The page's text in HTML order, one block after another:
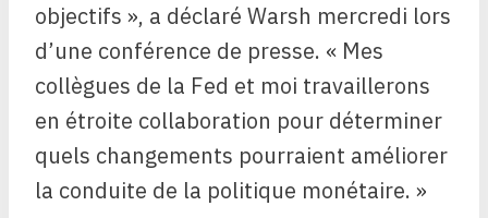
objectifs », a déclaré Warsh mercredi lors
d’une conférence de presse. « Mes
collègues de la Fed et moi travaillerons
en étroite collaboration pour déterminer
quels changements pourraient améliorer
la conduite de la politique monétaire. »